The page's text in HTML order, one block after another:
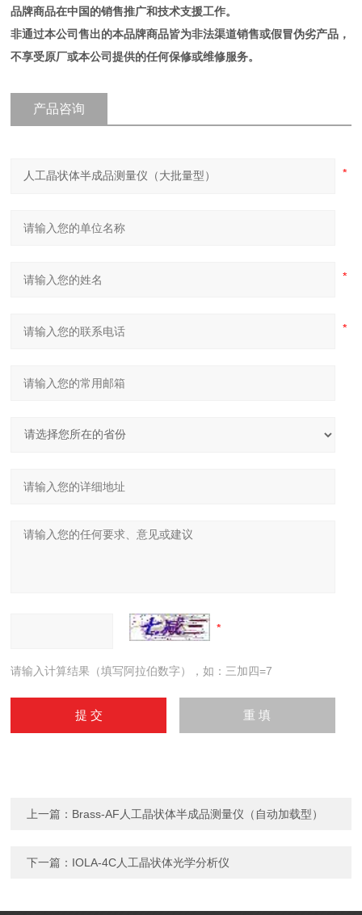
品牌商品在中国的销售推广和技术支援工作。
非通过本公司售出的本品牌商品皆为非法渠道销售或假冒伪劣产品，
不享受原厂或本公司提供的任何保修或维修服务。
产品咨询
请输入计算结果（填写阿拉伯数字），如：三加四=7
上一篇： Brass-AF人工晶状体半成品测量仪（自动加载型）
下一篇： IOLA-4C人工晶状体光学分析仪